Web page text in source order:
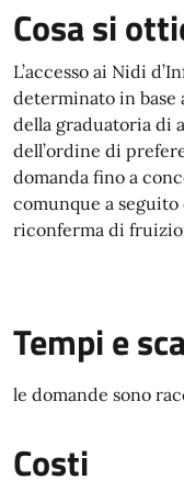
Cosa si
L’accesso ai Nidi
determinato in base
della graduatoria di
dell’ordine di
domanda fino a
comunque a
riconferma di
Tempi e
le domande sono
Costi